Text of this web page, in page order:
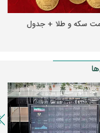
سکه و طلا + جدول